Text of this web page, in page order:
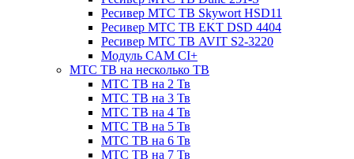
Ресивер МТС ТВ Skywort HSD11
Ресивер МТС ТВ EKT DSD 4404
Ресивер МТС ТВ AVIT S2-3220
Модуль CAM CI+
МТС ТВ на несколько ТВ
МТС ТВ на 2 Тв
МТС ТВ на 3 Тв
МТС ТВ на 4 Тв
МТС ТВ на 5 Тв
МТС ТВ на 6 Тв
МТС ТВ на 7 Тв